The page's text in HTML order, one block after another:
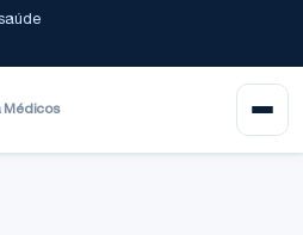
Médicos